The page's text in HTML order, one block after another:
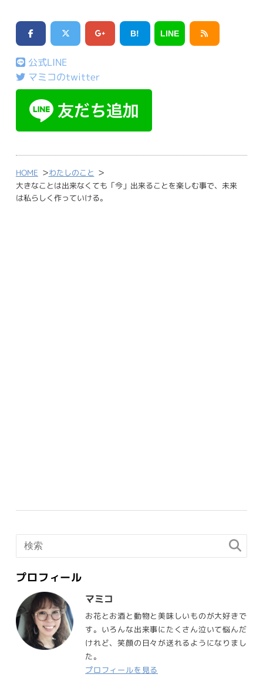
B! LINE
公式LINE
マミコのtwitter
HOME >わたしのこと >
大きなことは出来なくても「今」出来ることを楽しむ事で、未来
は私らしく作っていける。
プロフィール
マミコ
お花とお酒と動物と美味しいものが大好きで
す。いろんな出来事にたくさん泣いて悩んだ
けれど、笑顔の日々が送れるようになりまし
た。
プロフィールを見る